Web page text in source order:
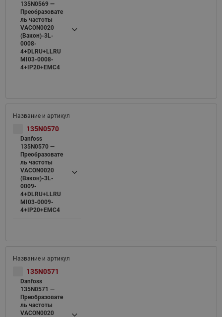
135N0569 —
Преобразовате
ль частоты
VACON0020
(Вакон)-3L-
0008-
4+DLRU+LLRU
MI03-0008-
4+IP20+EMC4
135N0570
Danfoss
135N0570 —
Преобразовате
ль частоты
VACON0020
(Вакон)-3L-
0009-
4+DLRU+LLRU
MI03-0009-
4+IP20+EMC4
135N0571
Danfoss
135N0571 —
Преобразовате
ль частоты
VACON0020